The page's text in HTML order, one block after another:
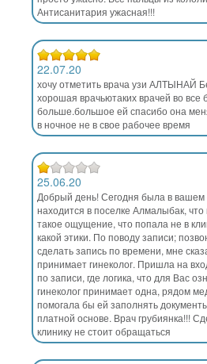
Антисанитария ужасная!!!
22.07.20
хочу отметить врача узи АЛТЫНАЙ
хорошая врачьютаких врачей во все
больше.большое ей спасибо она
в ночное не в свое рабочее время
25.06.20
Добрый день! Сегодня была в
находится в поселке Алмалыбак,
такое ощущение, что попала не в
какой этики. По поводу записи;
сделать запись по времени, мне
принимает гинеколог. Пришла на
по записи, где логика, что для Вас
гинеколог принимает одна, рядом
помогала бы ей заполнять
платной основе. Врач грубиянка!!!
клинику не стоит обращаться